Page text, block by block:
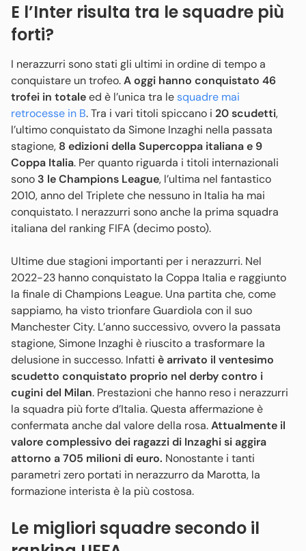
E l’Inter risulta tra le squadre più
forti?
I nerazzurri sono stati gli ultimi in ordine di tempo a
conquistare un trofeo.A oggi hanno conquistato 46
trofei in totaleed è l’unica tra lesquadre mai
retrocesse in B. Tra i vari titoli spiccano i 20 scudetti,
l’ultimo conquistato da Simone Inzaghi nella passata
stagione, 8 edizioni della Supercoppa italiana e 9
Coppa Italia. Per quanto riguarda i titoli internazionali
sono 3 le Champions League, l’ultima nel fantastico
2010, anno del Triplete che nessuno in Italia ha mai
conquistato. I nerazzurri sono anche la prima squadra
italiana del ranking FIFA (decimo posto).
Ultime due stagioni importanti per i nerazzurri. Nel
2022-23 hanno conquistato la Coppa Italia e raggiunto
la finale di Champions League. Una partita che, come
sappiamo, ha visto trionfare Guardiola con il suo
Manchester City. L’anno successivo, ovvero la passata
stagione, Simone Inzaghi è riuscito a trasformare la
delusione in successo. Infatti è arrivato il ventesimo
scudetto conquistato proprio nel derby contro i
cugini del Milan. Prestazioni che hanno reso i nerazzurri
la squadra più forte d’Italia. Questa affermazione è
confermata anche dal valore della rosa.Attualmente il
valore complessivo dei ragazzi di Inzaghi si aggira
attorno a 705 milioni di euro. Nonostante i tanti
parametri zero portati in nerazzurro da Marotta, la
formazione interista è la più costosa.
Le migliori squadre secondo il